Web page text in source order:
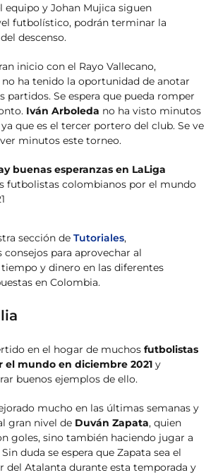
equipo y Johan Mujica siguen
futbolístico, podrán terminar la
descenso.
inicio con el Rayo Vallecano,
no ha tenido la oportunidad de anotar
partidos. Se espera que pueda romper
Iván Arboleda no ha visto minutos
que es el tercer portero del club. Se ve
minutos este torneo.
buenas esperanzas en LaLiga
futbolistas colombianos por el mundo
sección de Tutoriales,
consejos para aprovechar al
y dinero en las diferentes
en Colombia.
en el hogar de muchos futbolistas
el mundo en diciembre 2021 y
buenos ejemplos de ello.
mucho en las últimas semanas y
gran nivel de Duván Zapata, quien
goles, sino también haciendo jugar a
duda se espera que Zapata sea el
del Atalanta durante esta temporada y